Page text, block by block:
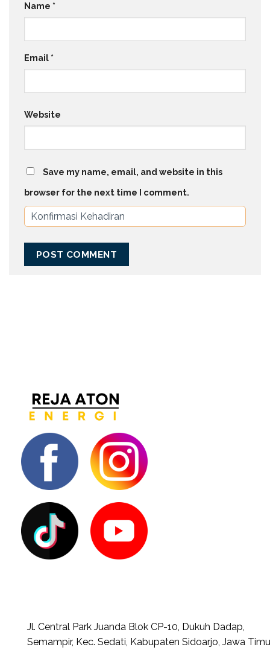
Name *
Email *
Website
Save my name, email, and website in this
browser for the next time I comment.
Jl. Central Park Juanda Blok CP-10, Dukuh Dadap,
Semampir, Kec. Sedati, Kabupaten Sidoarjo, Jawa